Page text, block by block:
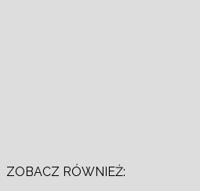
ZOBACZ RÓWNIEŻ: